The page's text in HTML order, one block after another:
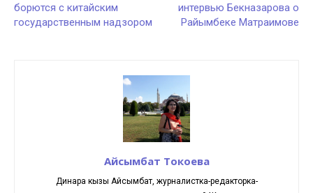
борются с китайским
государственным надзором
интервью Бекназарова о
Райымбеке Матраимове
Айсымбат Токоева
Динара кызы Айсымбат, журналистка-редакторка-